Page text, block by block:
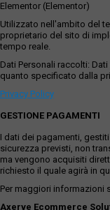
Elementor (Elementor)
Utilizzato nell'ambito del
proprietario del sito di
tempo reale.
Dati Personali raccolti:
quanto specificato dalla
Privacy Policy
GESTIONE PAGAMENTI
I dati dei pagamenti,
sicurezza previsti, non
ma vengono acquisiti
richiesto il quale agirà in
Per maggiori informazioni
Axerve Ecommerce